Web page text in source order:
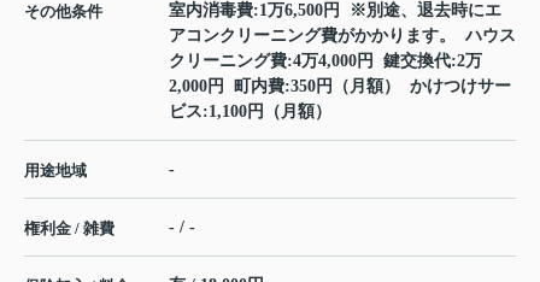
その他条件
室内消毒費:1万6,500円 ※別途、退去時にエ
アコンクリーニング費がかかります。 ハウス
クリーニング費:4万4,000円 鍵交換代:2万
2,000円 町内費:350円（月額） かけつけサー
ビス:1,100円（月額）
用途地域 -
権利金 / 雑費 - / -